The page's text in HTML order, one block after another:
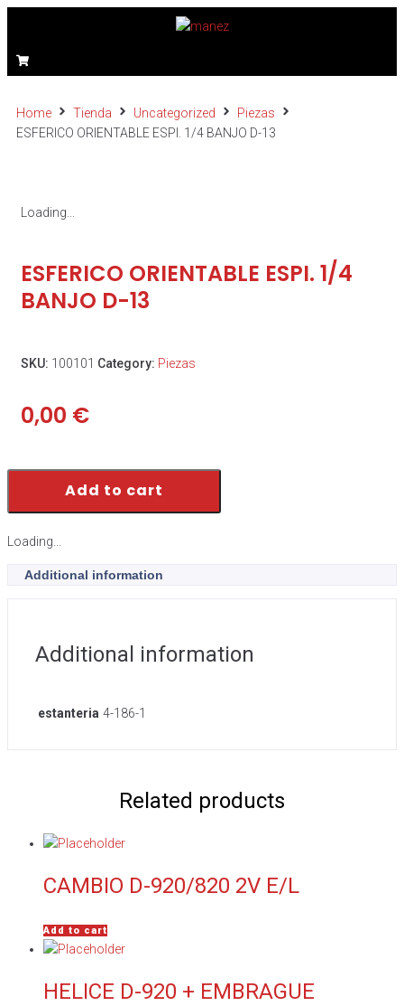
Home Tienda Uncategorized
Piezas
ESFERICO ORIENTABLE ESPI. 1/4 BANJO D-13
Loading...
ESFERICO ORIENTABLE ESPI. 1/4
BANJO D-13
SKU: 100101 Category: Piezas
0,00 €
Add to cart
Loading...
Additional information
Additional information
estanteria 4-186-1
Related products
CAMBIO D-920/820 2V E/L
Add to cart
HELICE D-920 + EMBRAGUE